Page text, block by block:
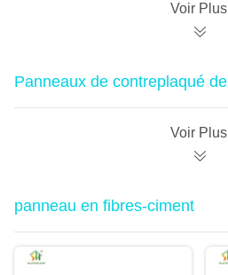
Voir Plus
Panneaux de contreplaqué de
mélamine
Voir Plus
panneau en fibres-ciment